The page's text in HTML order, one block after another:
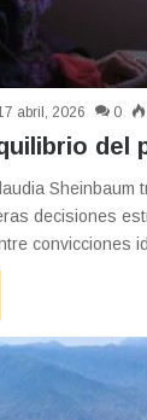
abril, 2026 0
del
Sheinbaum
decisiones
convicciones